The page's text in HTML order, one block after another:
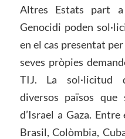
Altres Estats part
Genocidi poden
en el cas presentat
seves pròpies
TIJ. La sol·licitud
diversos països que
d’Israel a Gaza.
Brasil, Colòmbia,